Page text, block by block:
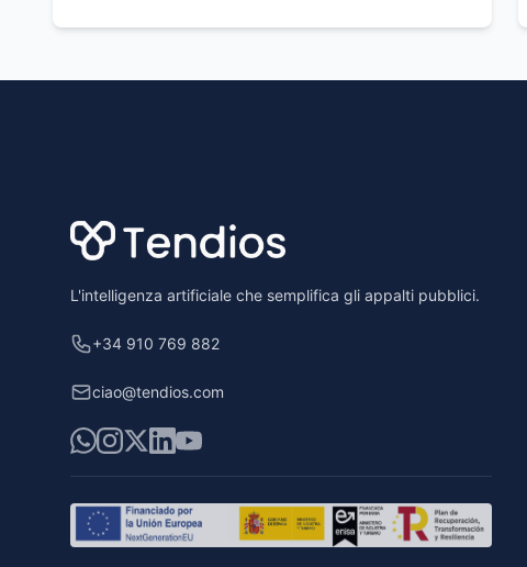
L'intelligenza artificiale che semplifica gli appalti pubblici.
+34 910 769 882
ciao@tendios.com
WhatsApp
Instagram
X LinkedIn
YouTube